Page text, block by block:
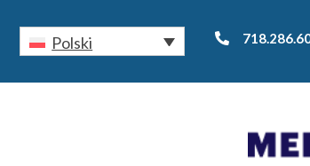
Polski